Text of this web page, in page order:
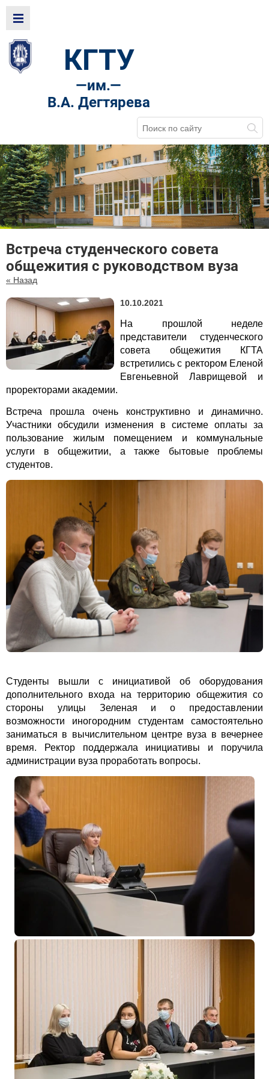
КГТУ
—им.—
В.А. Дегтярева
Встреча студенческого совета
общежития с руководством вуза
« Назад
10.10.2021
На прошлой неделе
представители студенческого
совета общежития КГТА
встретились с ректором Еленой
Евгеньевной Лаврищевой и
проректорами академии.
Встреча прошла очень конструктивно и динамично.
Участники обсудили изменения в системе оплаты за
пользование жилым помещением и коммунальные
услуги в общежитии, а также бытовые проблемы
студентов.
Студенты вышли с инициативой об оборудования
дополнительного входа на территорию общежития со
стороны улицы Зеленая и о предоставлении
возможности иногородним студентам самостоятельно
заниматься в вычислительном центре вуза в вечернее
время. Ректор поддержала инициативы и поручила
администрации вуза проработать вопросы.